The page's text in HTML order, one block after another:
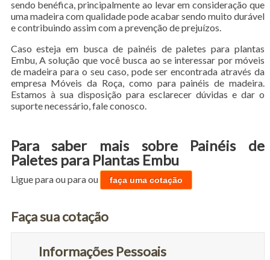
sendo benéfica, principalmente ao levar em consideração que
uma madeira com qualidade pode acabar sendo muito durável
e contribuindo assim com a prevenção de prejuízos.
Caso esteja em busca de painéis de paletes para plantas
Embu, A solução que você busca ao se interessar por móveis
de madeira para o seu caso, pode ser encontrada através da
empresa Móveis da Roça, como para painéis de madeira.
Estamos à sua disposição para esclarecer dúvidas e dar o
suporte necessário, fale conosco.
Para saber mais sobre Painéis de
Paletes para Plantas Embu
Ligue paraou paraou faça uma cotação
Faça sua cotação
Informações Pessoais